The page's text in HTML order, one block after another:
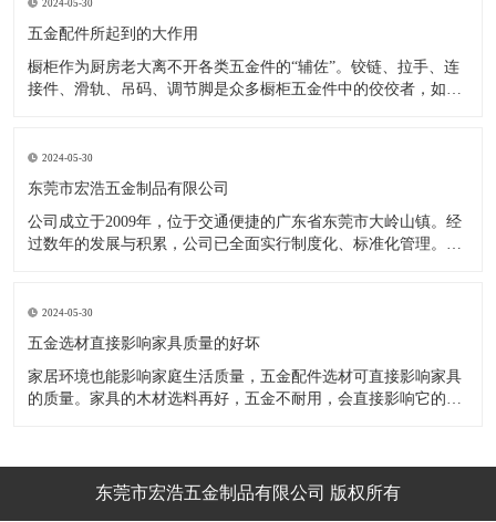
材。然
2024-05-30
五金配件所起到的大作用
橱柜作为厨房老大离不开各类五金件的“辅佐”。铰链、拉手、连
接件、滑轨、吊码、调节脚是众多橱柜五金件中的佼佼者，如果
调节脚，橱柜就像得了“软骨症”，站都站不直……五花八门的橱
柜五金件好
2024-05-30
东莞市宏浩五金制品有限公司
公司成立于2009年，位于交通便捷的广东省东莞市大岭山镇。经
过数年的发展与积累，公司已全面实行制度化、标准化管理。从
的改造创新，设计制造了一系列更加新颖、美观、更具时代潮流
的新
2024-05-30
五金选材直接影响家具质量的好坏
家居环境也能影响家庭生活质量，五金配件选材可直接影响家具
的质量。家具的木材选料再好，五金不耐用，会直接影响它的使
金、铝合金等。不同五金的加工工艺不同：钳工、表面涂覆处
理、焊接、机械加东莞市宏浩五金制品有限公司 版权所有